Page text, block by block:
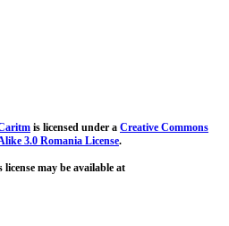
is licensed under a Creative Commons
3.0 Romania License.
may be available at